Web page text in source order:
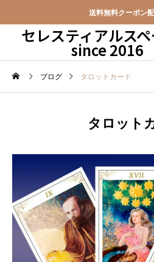
送料無料クーポン
セレスティアルス
since 2016
ブログ タロットカード
タロット